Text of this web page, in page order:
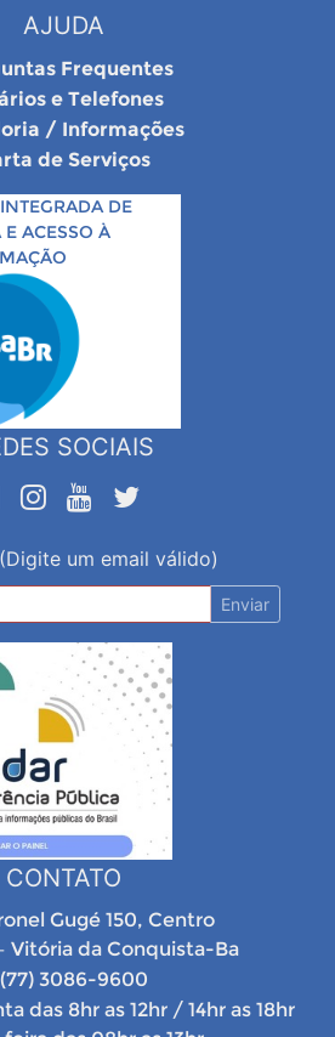
AJUDA
Frequentes
e Telefones
/ Informações
de Serviços
DE
ACESSO À
SOCIAIS
(Digite um email válido)
Enviar
CONTATO
Gugé 150, Centro
Vitória da Conquista-Ba
3086-9600
das 8hr as 12hr / 14hr as 18hr